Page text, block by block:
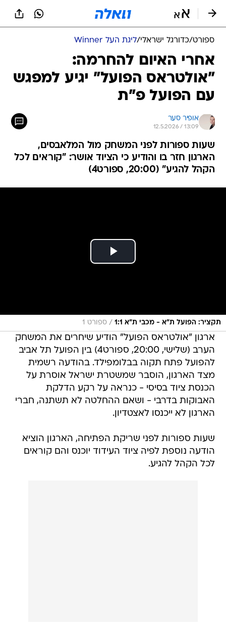
ספורט/כדורגל ישראלי/ליגת העל Winner
אחרי האיום להחרמה:
"אולטראס הפועל" יגיע למפגש
עם הפועל פ"ת
אופיר סער
12.5.2026 / 13:09
שעות ספורות לפני המשחק מול המלאבסים,
הארגון חזר בו והודיע כי הציוד אושר: "קוראים לכל
הקהל להגיע" (20:00, ספורט4)
תקציר: הפועל ת"א - מכבי ת"א 1:1 / ספורט 1
ארגון "אולטראס הפועל" הודיע שיחרים את המשחק
הערב (שלישי, 20:00, ספורט4) בין הפועל תל אביב
להפועל פתח תקוה בבלומפילד. בהודעה רשמית
מצד הארגון, הוסבר שמשטרת ישראל אוסרת על
הכנסת ציוד בסיסי - כנראה על רקע הדלקת
האבוקות בדרבי - ושאם ההחלטה לא תשתנה, חברי
הארגון לא ייכנסו לאצטדיון.
שעות ספורות לפני שריקת הפתיחה, הארגון הוציא
הודעה נוספת לפיה ציוד העידוד יוכנס והם קוראים
לכל הקהל להגיע.